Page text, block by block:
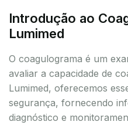
Introdução ao
Lumimed
O coagulograma é um
avaliar a capacidade de
Lumimed, oferecemos
segurança, fornecendo
diagnóstico e